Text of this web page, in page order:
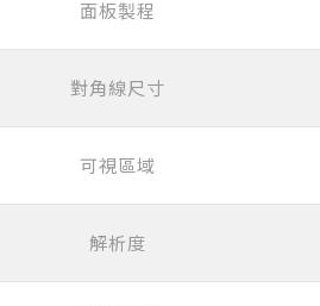
面板製程
對角線尺寸
可視區域
解析度